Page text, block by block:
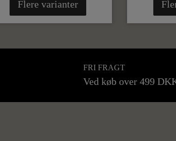
Flere varianter
FRI FRAGT
Ved køb over 499